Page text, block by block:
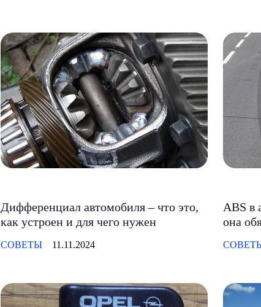
Дифференциал автомобиля – что это,
как устроен и для чего нужен
СОВЕТЫ 11.11.2024
ABS в
она